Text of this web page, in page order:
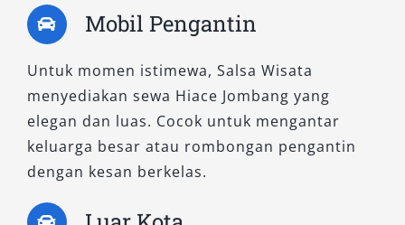
menjaga kenyamanan.
belasan orang, sewa Hiace Commuter sangat
cocok untuk kegiatan sekolah, wisata religi,
maupun perjalanan kantor. Harga sewanya
relatif lebih ekonomis dibandingkan tipe
lainnya, sehingga banyak pelanggan memilih
rental Hiace Commuter untuk kebutuhan
Mobil Pengantin
Untuk momen istimewa, Salsa Wisata
menyediakan sewa Hiace Jombang yang
elegan dan luas. Cocok untuk mengantar
keluarga besar atau rombongan pengantin
dengan kesan berkelas.